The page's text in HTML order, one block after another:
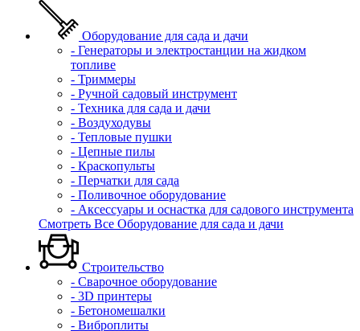
Оборудование для сада и дачи
- Генераторы и электростанции на жидком
топливе
- Триммеры
- Ручной садовый инструмент
- Техника для сада и дачи
- Воздуходувы
- Тепловые пушки
- Цепные пилы
- Краскопульты
- Перчатки для сада
- Поливочное оборудование
- Аксессуары и оснастка для садового инструмента
Смотреть Все Оборудование для сада и дачи
Строительство
- Сварочное оборудование
- 3D принтеры
- Бетономешалки
- Виброплиты